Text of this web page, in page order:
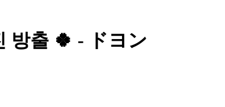
방출 🍀 - ドヨン